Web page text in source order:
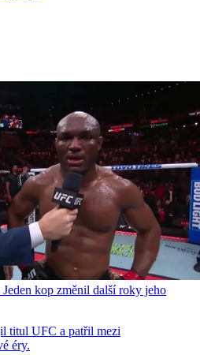
kop změnil další roky jeho
titul UFC a patřil mezi
éry.